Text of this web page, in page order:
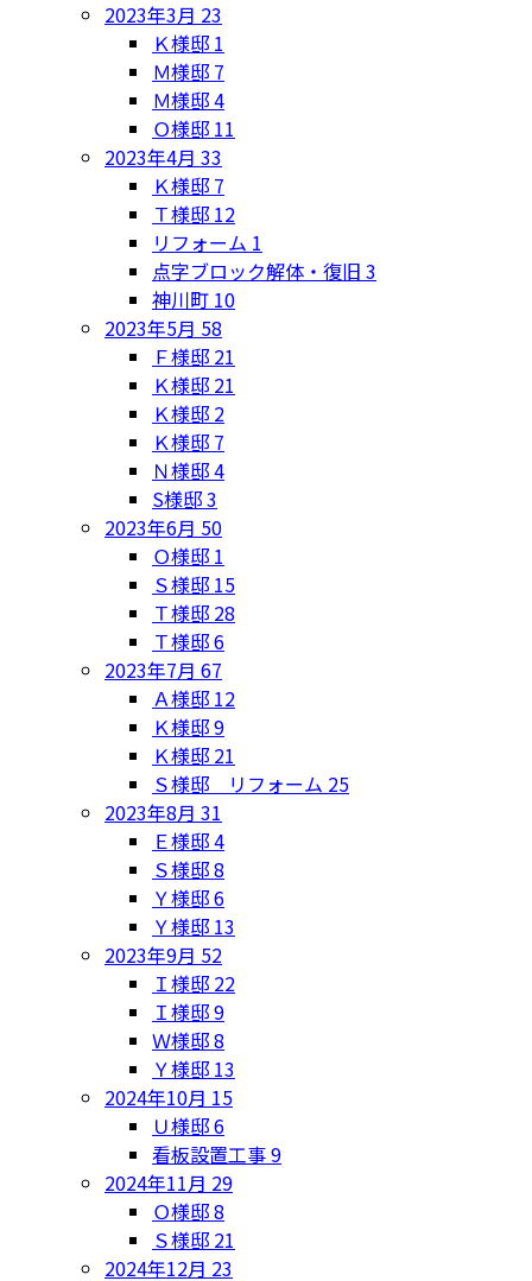
2023年3月 23
Ｋ様邸 1
Ｍ様邸 7
Ｍ様邸4
Ｏ様邸 11
2023年4月 33
Ｋ様邸 7
Ｔ様邸 12
リフォーム 1
点字ブロック解体・復旧 3
神川町 10
2023年5月 58
Ｆ様邸 21
Ｋ様邸 21
Ｋ様邸 2
Ｋ様邸 7
Ｎ様邸4
S様邸3
2023年6月 50
Ｏ様邸 1
Ｓ様邸 15
Ｔ様邸 28
Ｔ様邸6
2023年7月 67
Ａ様邸 12
Ｋ様邸9
Ｋ様邸 21
Ｓ様邸 リフォーム 25
2023年8月 31
Ｅ様邸4
Ｓ様邸8
Ｙ様邸6
Ｙ様邸 13
2023年9月 52
Ｉ様邸 22
Ｉ様邸9
Ｗ様邸8
Ｙ様邸 13
2024年10月 15
Ｕ様邸6
看板設置工事9
2024年11月 29
Ｏ様邸8
Ｓ様邸 21
2024年12月 23